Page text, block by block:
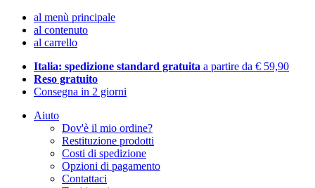
al menù principale
al contenuto
al carrello
Italia: spedizione standard gratuita a partire da € 59,90
Reso gratuito
Consegna in 2 giorni
Aiuto
Dov'è il mio ordine?
Restituzione prodotti
Costi di spedizione
Opzioni di pagamento
Contattaci